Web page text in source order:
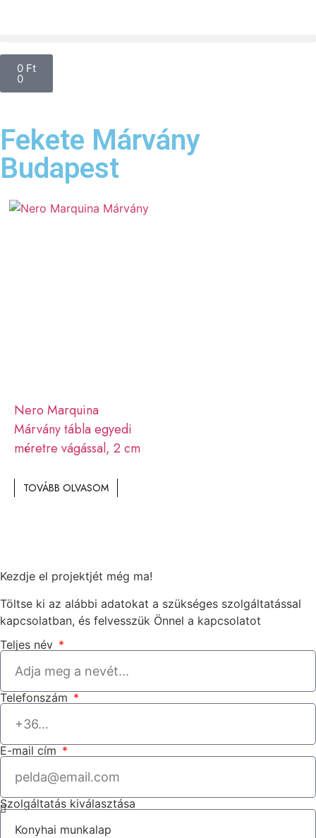
0 Ft
0
Fekete Márvány
Budapest
Nero Marquina
Márvány tábla egyedi
méretre vágással, 2 cm
TOVÁBB OLVASOM
Kezdje el projektjét még ma!
Töltse ki az alábbi adatokat a szükséges szolgáltatással
kapcsolatban, és felvesszük Önnel a kapcsolatot
Teljes név
Telefonszám
E-mail cím
Szolgáltatás kiválasztása